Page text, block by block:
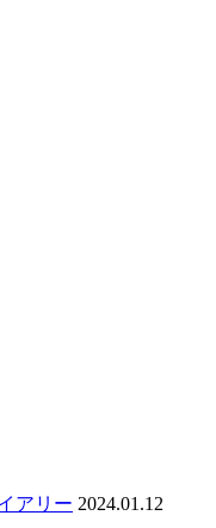
アリー 2024.01.12